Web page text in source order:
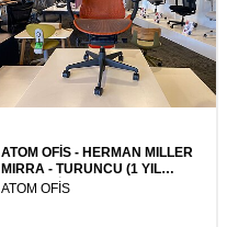
ATOM OFİS - HERMAN MILLER
MIRRA - TURUNCU (1 YIL
GARANTİ)
ATOM OFİS